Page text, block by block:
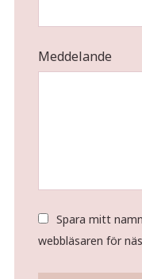
Meddelande
Spara mitt
webbläsaren för